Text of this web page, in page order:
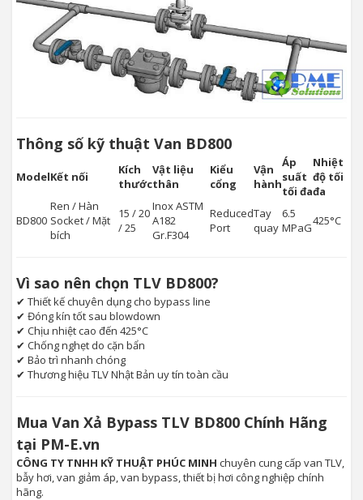
Thông số kỹ thuật Van BD800
ModelKết nối
Kích
thước
Vật liệu
thân
Kiểu
cổng
Vận
hành
Áp
suất
tối đa
Nhiệt
độ tối
đa
BD800
Ren / Hàn
Socket / Mặt
bích
15 / 20
/ 25
Inox ASTM
A182
Gr.F304
Reduced
Port
Tay
quay
6.5
MPaG425°C
Vì sao nên chọn TLV BD800?
✔ Thiết kế chuyên dụng cho bypass line
✔ Đóng kín tốt sau blowdown
✔ Chịu nhiệt cao đến 425°C
✔ Chống nghẹt do cặn bẩn
✔ Bảo trì nhanh chóng
✔ Thương hiệu TLV Nhật Bản uy tín toàn cầu
Mua Van Xả Bypass TLV BD800 Chính Hãng
tại PM-E.vn
CÔNG TY TNHH KỸ THUẬT PHÚC MINH chuyên cung cấp van TLV,
bẫy hơi, van giảm áp, van bypass, thiết bị hơi công nghiệp chính
hãng.